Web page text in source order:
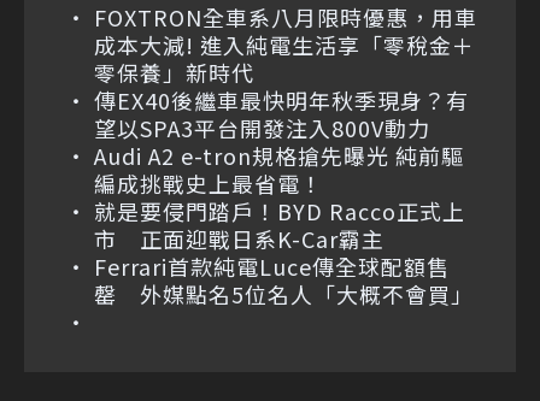
FOXTRON全車系八月限時優惠，用車
成本大減! 進入純電生活享「零稅金＋
零保養」新時代
傳EX40後繼車最快明年秋季現身？有
望以SPA3平台開發注入800V動力
Audi A2 e-tron規格搶先曝光 純前驅
編成挑戰史上最省電！
就是要侵門踏戶！BYD Racco正式上
市 正面迎戰日系K-Car霸主
Ferrari首款純電Luce傳全球配額售
罄 外媒點名5位名人「大概不會買」